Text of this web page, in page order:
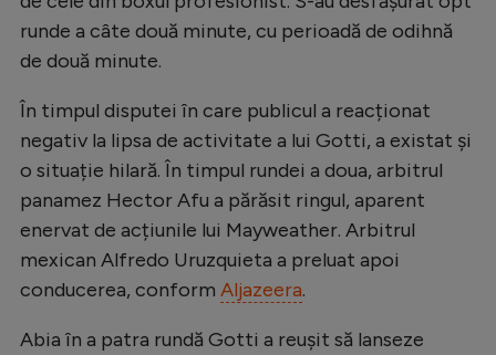
Tenis
Handbal
Natație
Formula 1
Gimnastică
runde a câte două minute, cu perioadă de odihnă
de două minute.
În timpul disputei în care publicul a reacționat
negativ la lipsa de activitate a lui Gotti, a existat și
o situație hilară. În timpul rundei a doua, arbitrul
panamez Hector Afu a părăsit ringul, aparent
enervat de acțiunile lui Mayweather. Arbitrul
mexican Alfredo Uruzquieta a preluat apoi
conducerea, conform Aljazeera.
Abia în a patra rundă Gotti a reușit să lanseze